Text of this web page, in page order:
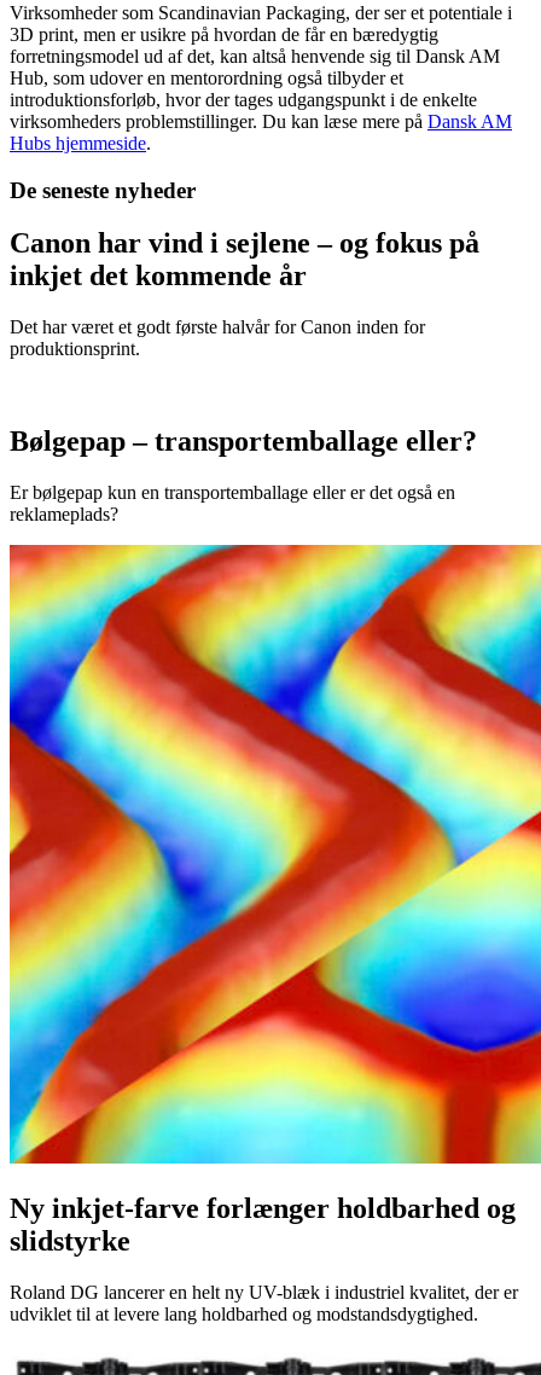
Virksomheder som Scandinavian Packaging, der ser et potentiale i
3D print, men er usikre på hvordan de får en bæredygtig
forretningsmodel ud af det, kan altså henvende sig til Dansk AM
Hub, som udover en mentorordning også tilbyder et
introduktionsforløb, hvor der tages udgangspunkt i de enkelte
virksomheders problemstillinger. Du kan læse mere på Dansk AM
Hubs hjemmeside.
De seneste nyheder
Canon har vind i sejlene – og fokus på
inkjet det kommende år
Det har været et godt første halvår for Canon inden for
produktionsprint.
Bølgepap – transportemballage eller?
Er bølgepap kun en transportemballage eller er det også en
reklameplads?
Ny inkjet-farve forlænger holdbarhed og
slidstyrke
Roland DG lancerer en helt ny UV-blæk i industriel kvalitet, der er
udviklet til at levere lang holdbarhed og modstandsdygtighed.